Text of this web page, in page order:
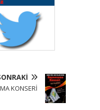
KONSERİ